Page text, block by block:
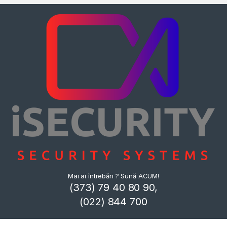
Mai ai întrebări ? Sună ACUM!
(373) 79 40 80 90,
(022) 844 700